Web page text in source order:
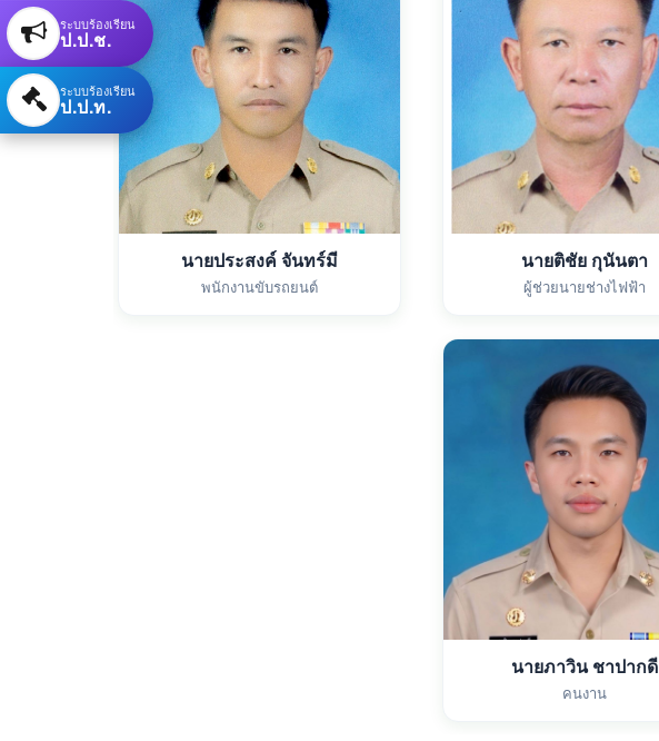
นายประสงค์ จันทร์มี
พนักงานขับรถยนต์
นายติชัย กุนันตา
ผู้ช่วยนายช่างไฟฟ้า
นายภาวิน ชาปากดี
คนงาน
ระบบร้องเรียน
ป.ป.ช.
ระบบร้องเรียน
ป.ป.ท.